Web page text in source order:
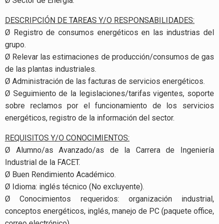
DESCRIPCIÓN DE TAREAS Y/O RESPONSABILIDADES:
Ø Registro de consumos energéticos en las industrias del
grupo.
Ø Relevar las estimaciones de producción/consumos de gas
de las plantas industriales.
Ø Administración de las facturas de servicios energéticos.
Ø Seguimiento de la legislaciones/tarifas vigentes, soporte
sobre reclamos por el funcionamiento de los servicios
energéticos, registro de la información del sector.
REQUISITOS Y/O CONOCIMIENTOS:
Ø Alumno/as Avanzado/as de la Carrera de Ingeniería
Industrial de la FACET.
Ø Buen Rendimiento Académico.
Ø Idioma: inglés técnico (No excluyente).
Ø Conocimientos requeridos: organización industrial,
conceptos energéticos, inglés, manejo de PC (paquete office,